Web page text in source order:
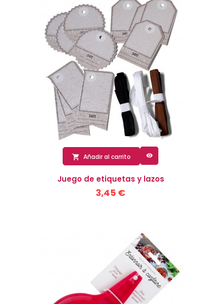
 Añadir al carrito 
Juego de etiquetas y lazos
3,45 €